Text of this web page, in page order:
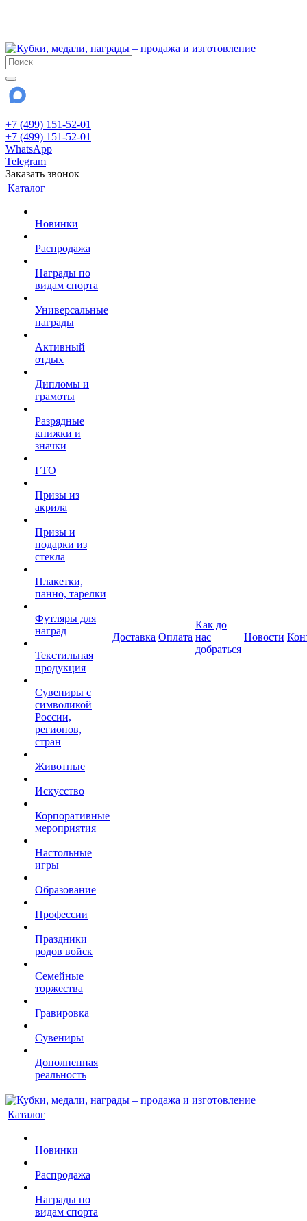
+7 (499) 151-52-01
+7 (499) 151-52-01
WhatsApp
Telegram
Заказать звонок
Каталог
Новинки
Распродажа
Награды по
видам спорта
Универсальные
награды
Активный
отдых
Дипломы и
грамоты
Разрядные
книжки и
значки
ГТО
Призы из
акрила
Призы и
подарки из
стекла
Плакетки,
панно, тарелки
Футляры для
наград
Текстильная
продукция
Сувениры с
символикой
России,
регионов,
стран
Животные
Искусство
Корпоративные
мероприятия
Настольные
игры
Образование
Профессии
Праздники
родов войск
Семейные
торжества
Гравировка
Сувениры
Дополненная
реальность
Доставка Оплата
Как до
нас
добраться
Новости
Каталог
Новинки
Распродажа
Награды по
видам спорта